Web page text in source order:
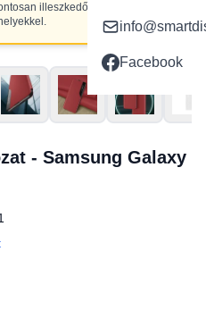
Facebook
illeszkedő
- Samsung Galaxy